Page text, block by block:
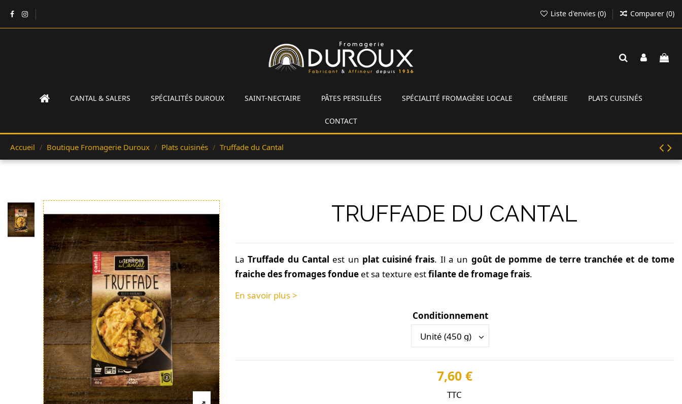
Liste d'envies (0) Comparer (0)
CANTAL & SALERS SPÉCIALITÉS DUROUX SAINT-NECTAIRE PÂTES PERSILLÉES SPÉCIALITÉ FROMAGÈRE LOCALE CRÉMERIE PLATS CUISINÉS
CONTACT
Accueil Boutique Fromagerie Duroux Plats cuisinés Truffade du Cantal
TRUFFADE DU CANTAL
LaTruffade du Cantal est un plat cuisiné frais. Il a un goût de pomme de terre tranchée et de tome
fraiche des fromages fondue et sa texture estfilante de fromage frais.
En savoir plus >
Conditionnement
7,60 €
TTC